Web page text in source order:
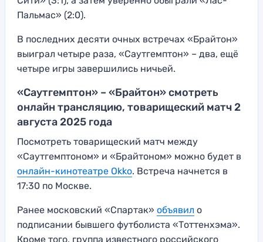
Пальмас» (2:0).
В последних десяти очных встречах «Брайтон»
выиграл четыре раза, «Саутгемптон» – два, ещё
четыре игры завершились ничьей.
«Саутгемптон» – «Брайтон» смотреть
онлайн трансляцию, товарищеский матч 2
августа 2025 года
Посмотреть товарищеский матч между
«Саутгемптоном» и «Брайтоном» можно будет в
онлайн-кинотеатре Okko. Встреча начнется в
17:30 по Москве.
Ранее московский «Спартак» объявил о
подписании бывшего футболиста «Тоттенхэма».
Кроме того, группа известного российского